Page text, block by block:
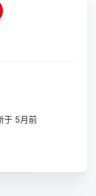
于 5月前